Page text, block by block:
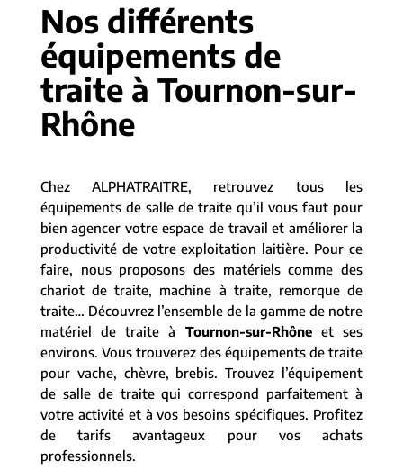
Nos différents
équipements de
traite à Tournon-sur-
Rhône
Chez ALPHATRAITRE, retrouvez tous les
équipements de salle de traite qu’il vous faut pour
bien agencer votre espace de travail et améliorer la
productivité de votre exploitation laitière. Pour ce
faire, nous proposons des matériels comme des
chariot de traite, machine à traite, remorque de
traite… Découvrez l’ensemble de la gamme de notre
matériel de traite à Tournon-sur-Rhôneet ses
environs. Vous trouverez des équipements de traite
pour vache, chèvre, brebis. Trouvez l’équipement
de salle de traite qui correspond parfaitement à
votre activité et à vos besoins spécifiques. Profitez
de tarifs avantageux pour vos achats
professionnels.